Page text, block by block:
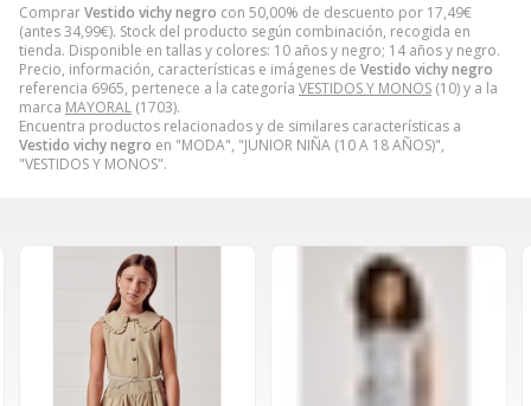
ComprarVestido vichy negro con 50,00% de descuento por 17,49€
(antes34,99€). Stock del producto según combinación, recogida en
tienda. Disponible en tallas y colores: 10 años y negro; 14 años y negro.
Precio, información, características e imágenes de Vestido vichy negro
referencia 6965, pertenece a la categoría VESTIDOS Y MONOS (10) y a la
marca MAYORAL (1703).
Encuentra productos relacionados y de similares características a
Vestido vichy negro en "MODA", "JUNIOR NIÑA (10 A 18 AÑOS)",
"VESTIDOS Y MONOS".